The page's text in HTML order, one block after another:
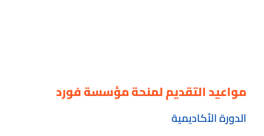
مواعيد التقديم لمنحة مؤسسة فورد
الدورة الأكاديمية